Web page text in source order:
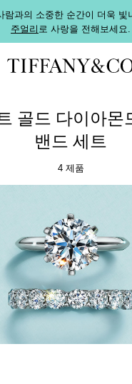
람과의 소중한 순간이 더욱 빛
주얼리로 사랑을 전해보세요.
골드 다이아몬
밴드 세트
4 제품